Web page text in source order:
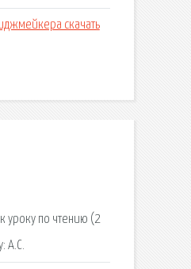
скачать
к уроку по чтению (2
А.С.